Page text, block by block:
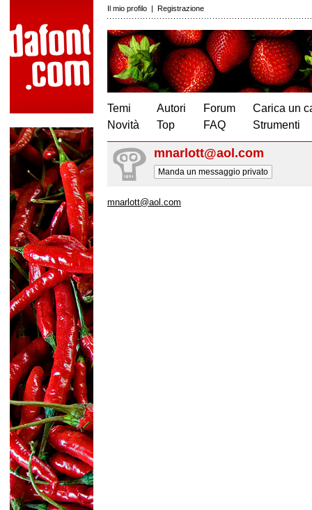
Il mio profilo | Registrazione
Temi
Novità
Autori
Top
Forum
FAQ
Carica un
Strumenti
mnarlott@aol.com
Manda un messaggio privato
mnarlott@aol.com